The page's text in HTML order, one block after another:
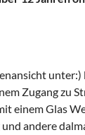
Zugang zu
einem Glas
andere